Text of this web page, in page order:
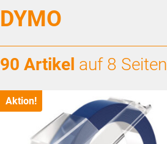
DYMO
90 Artikel auf 8 Seiten
Aktion!